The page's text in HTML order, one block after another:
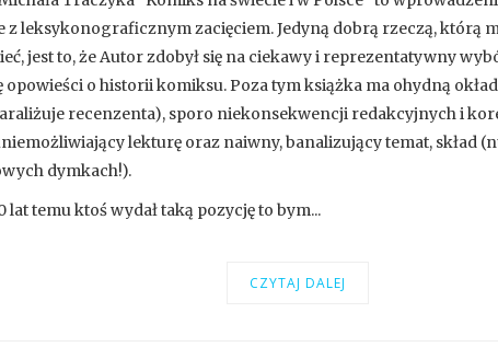
z leksykonograficznym zacięciem. Jedyną dobrą rzeczą, którą
jest to, że Autor zdobył się na ciekawy i reprezentatywny
opowieści o historii komiksu. Poza tym książka ma ohydną
recenzenta), sporo niekonsekwencji redakcyjnych i
lekturę oraz naiwny, banalizujący temat, skład
dymkach!).
lat temu ktoś wydał taką pozycję to bym...
CZYTAJ DALEJ